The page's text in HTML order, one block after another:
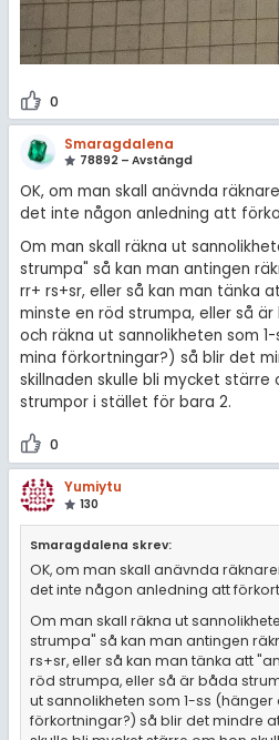
0
Smaragdalena
78892 – Avstängd
OK, om man skall anävnda
det inte någon anledning att
Om man skall räkna ut
strumpa" så kan man antingen
rr+ rs+sr, eller så kan man tänka
minste en röd strumpa, eller så
och räkna ut sannolikheten som
mina förkortningar?) så blir det
skillnaden skulle bli mycket stärre
strumpor i stället för bara 2.
0
Yumiytu
130
Smaragdalena skrev:
OK, om man skall anävnda
det inte någon anledning att
Om man skall räkna ut
strumpa" så kan man antingen
rs+sr, eller så kan man tänka att
röd strumpa, eller så är båda
ut sannolikheten som 1-ss
förkortningar?) så blir det mindre